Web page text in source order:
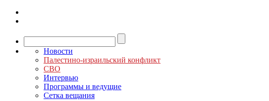
Новости
Палестино-израильский конфликт
СВО
Интервью
Программы и ведущие
Сетка вещания